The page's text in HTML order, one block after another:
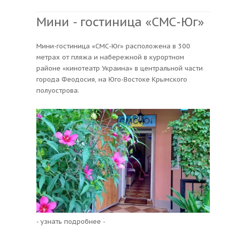
Мини - гостиница «СМС-Юг»
Мини-гостиница «СМС-Юг» расположена в 300
метрах от пляжа и набережной в курортном
районе «кинотеатр Украина» в центральной части
города Феодосия, на Юго-Востоке Крымского
полуострова.
- узнать подробнее -